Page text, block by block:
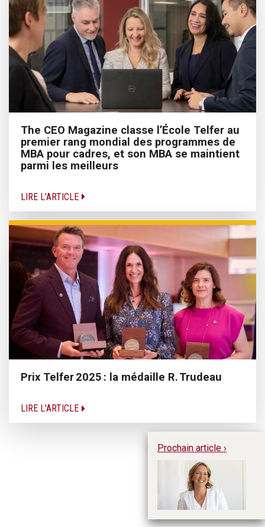
The CEO Magazine classe l’École Telfer au
premier rang mondial des programmes de
MBA pour cadres, et son MBA se maintient
parmi les meilleurs
LIRE L'ARTICLE
Prix Telfer 2025 : la médaille R. Trudeau
LIRE L'ARTICLE
Prochain article ›